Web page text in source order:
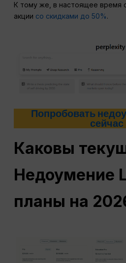
К тому же, в настоящее время
акции со скидками до 50%.
Попробовать
сейчас
Каковы
Недоумение
планы на